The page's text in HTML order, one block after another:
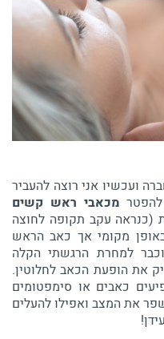
ועכשיו אני רוצה להעביר
מכאבי ראש קשים
(כנראה עקב תקופה לחוצה
באופן מקומי אך כאב הראש
למחרת הרגשתי הקלה
את הופעת הכאב לחלוטין.
כאבים או סימפטומים
את המצב ואפילו להעלים